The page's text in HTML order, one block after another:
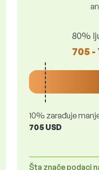
80%
705 -
10% zarađuje
705 USD
Šta znače podaci